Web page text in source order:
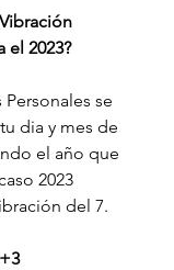
el 2023?
se
dia y mes de
el año que
2023
del 7.